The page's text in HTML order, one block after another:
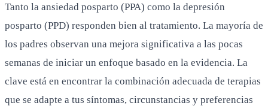
Tanto la ansiedad posparto (PPA) como la depresión
posparto (PPD) responden bien al tratamiento. La mayoría de
los padres observan una mejora significativa a las pocas
semanas de iniciar un enfoque basado en la evidencia. La
clave está en encontrar la combinación adecuada de terapias
que se adapte a tus síntomas, circunstancias y preferencias